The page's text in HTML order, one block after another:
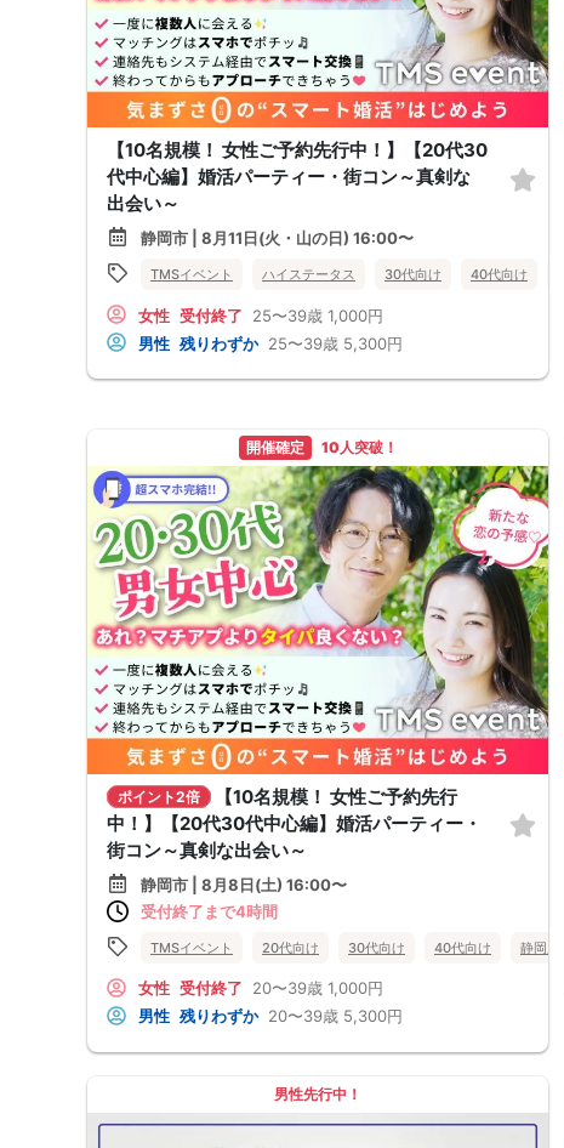
【10名規模！ 女性ご予約先行中！】【20代30
代中心編】婚活パーティー・街コン～真剣な
出会い～
静岡市 | 8月11日(火・山の日) 16:00〜
TMSイベント ハイステータス 30代向け 40代向け
女性 受付終了 25〜39歳 1,000円
男性 残りわずか 25〜39歳 5,300円
開催確定 10人突破！
ポイント2倍
【10名規模！ 女性ご予約先行
中！】【20代30代中心編】婚活パーティー・
街コン～真剣な出会い～
静岡市 | 8月8日(土) 16:00〜
受付終了まで4時間
TMSイベント 20代向け 30代向け 40代向け 静岡県
女性 受付終了 20〜39歳 1,000円
男性 残りわずか 20〜39歳 5,300円
男性先行中！